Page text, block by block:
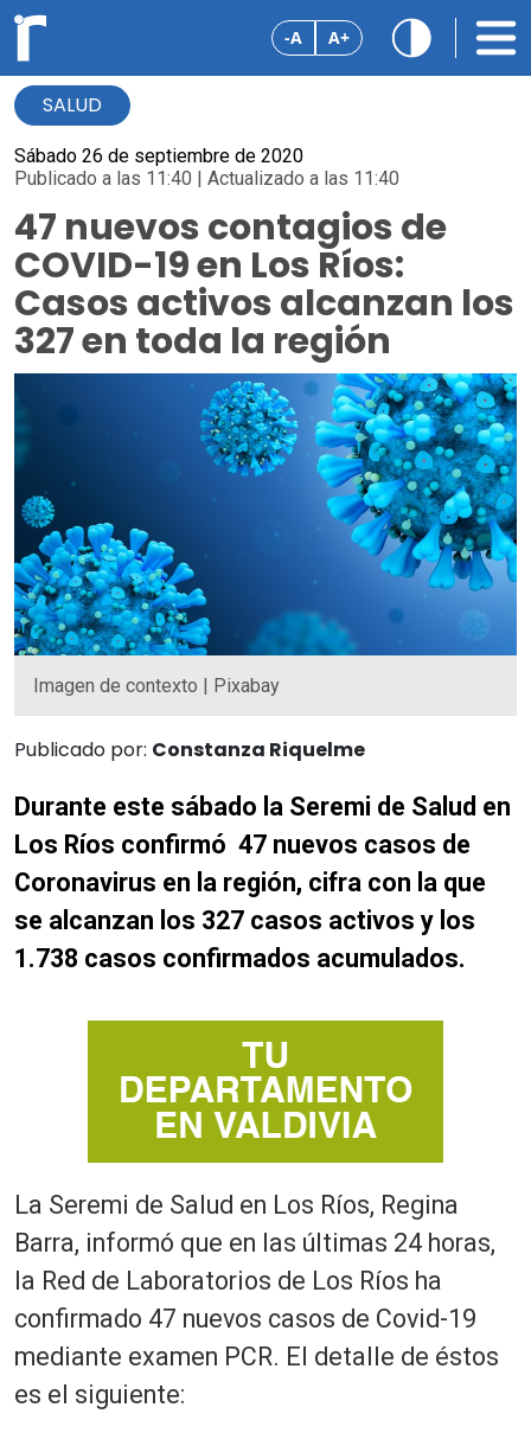
-A A+
SALUD
Sábado 26 de septiembre de 2020
Publicado a las 11:40 | Actualizado a las 11:40
47 nuevos contagios de
COVID-19 en Los Ríos:
Casos activos alcanzan los
327 en toda la región
Imagen de contexto | Pixabay
Publicado por: Constanza Riquelme
Durante este sábado la Seremi de Salud en
Los Ríos confirmó 47 nuevos casos de
Coronavirus en la región, cifra con la que
se alcanzan los 327 casos activos y los
1.738 casos confirmados acumulados.
La Seremi de Salud en Los Ríos, Regina
Barra, informó que en las últimas 24 horas,
la Red de Laboratorios de Los Ríos ha
confirmado 47 nuevos casos de Covid-19
mediante examen PCR. El detalle de éstos
es el siguiente: